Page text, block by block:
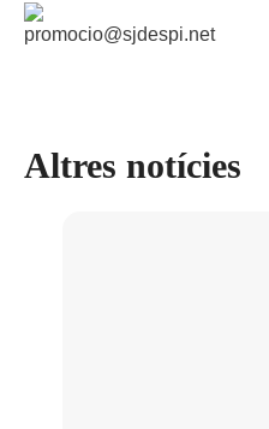
promocio@sjdespi.net
Altres notícies